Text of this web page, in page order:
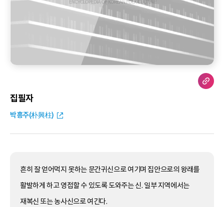
집필자
박흥주(朴興柱)
흔히 잘 얻어먹지 못하는 문간귀신으로 여기며 집안으로의 왕래를
활발하게 하고 영접할 수 있도록 도와주는 신. 일부 지역에서는
재복신 또는 농사신으로 여긴다.